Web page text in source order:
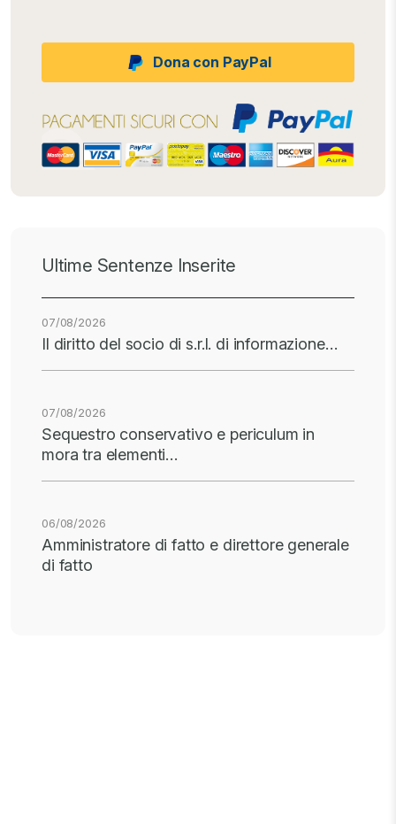
Dona con PayPal
Ultime Sentenze Inserite
07/08/2026
Il diritto del socio di s.r.l. di informazione…
07/08/2026
Sequestro conservativo e periculum in
mora tra elementi…
06/08/2026
Amministratore di fatto e direttore generale
di fatto